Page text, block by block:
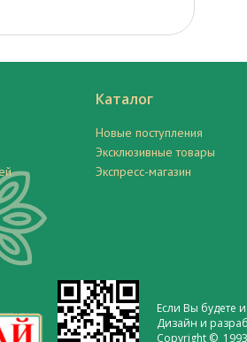
Каталог
Новые поступления
Эксклюзивные товары
Экспресс-магазин
Если Вы будете
Дизайн и
Copyright ©